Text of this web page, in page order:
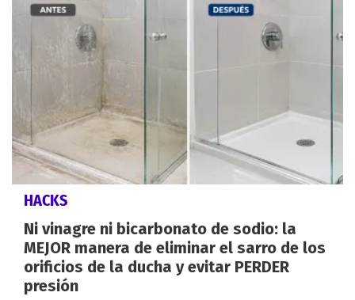
HACKS
Ni vinagre ni bicarbonato de sodio: la
MEJOR manera de eliminar el sarro de los
orificios de la ducha y evitar PERDER
presión